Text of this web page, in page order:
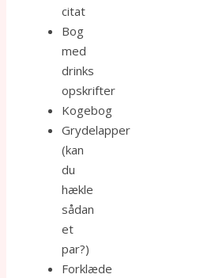
citat
Bog
med
drinks
opskrifter
Kogebog
Grydelapper
(kan
du
hækle
sådan
et
par?)
Forklæde